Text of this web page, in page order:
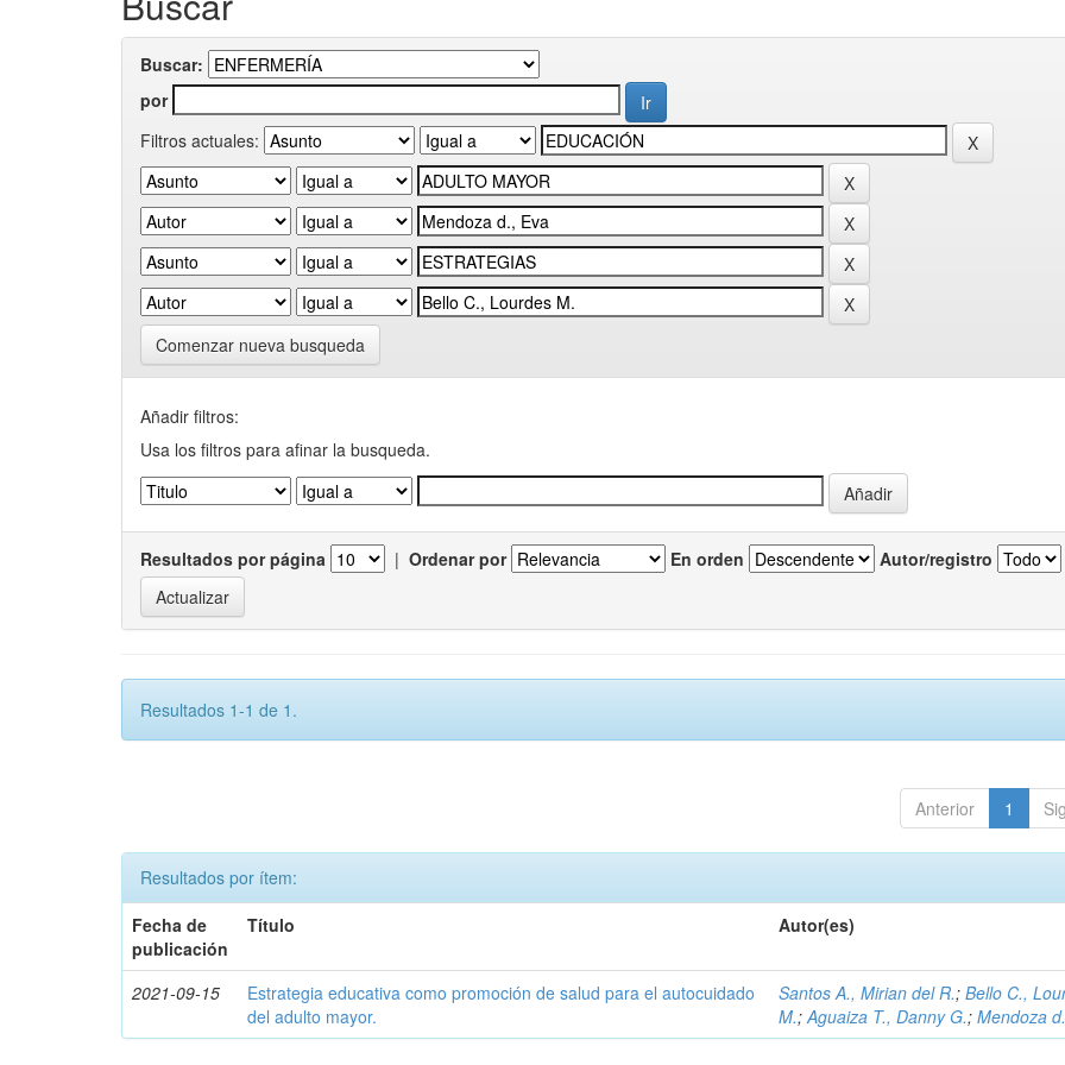
Buscar:
por
Filtros actuales:
Comenzar nueva busqueda
Añadir filtros:
Usa los filtros para afinar la busqueda.
Resultados por página | Ordenar por En orden Autor/registro
Resultados 1-1 de 1.
Anterior 1
Resultados por ítem:
Fecha de
publicación
Título Autor(es)
2021-09-15
Estrategia educativa como promoción de salud para el autocuidado
del adulto mayor.
Santos A., Mirian del R.;Bello C.,
M.;Aguaiza T., Danny G.;Mendoza